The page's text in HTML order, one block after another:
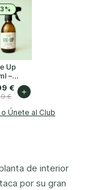
Up
–
las
y las
de
€
€ +
Únete al Club
de interior
por su gran